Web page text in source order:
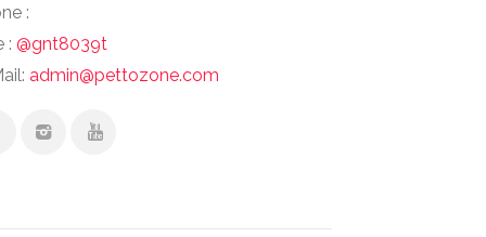
:
: @gnt8039t
admin@pettozone.com